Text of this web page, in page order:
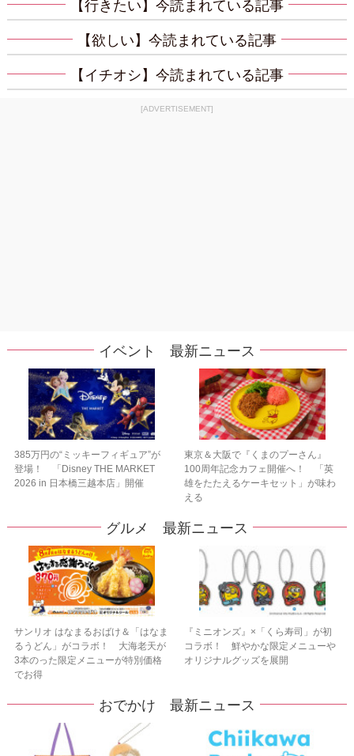
【行きたい】今読まれている記事
【欲しい】今読まれている記事
【イチオシ】今読まれている記事
[ADVERTISEMENT]
イベント 最新ニュース
385万円の“ミッキーフィギュア”が
登場！ 「Disney THE MARKET
2026 in 日本橋三越本店」開催
東京＆大阪で『くまのプーさん』
100周年記念カフェ開催へ！ 「英
雄をたたえるケーキセット」が味わ
える
グルメ 最新ニュース
サンリオ はなまるおばけ＆「はなま
るうどん」がコラボ！ 大海老天が
3本のった限定メニューが特別価格
でお得
『ミニオンズ』×「くら寿司」が初
コラボ！ 鮮やかな限定メニューや
オリジナルグッズを展開
おでかけ 最新ニュース